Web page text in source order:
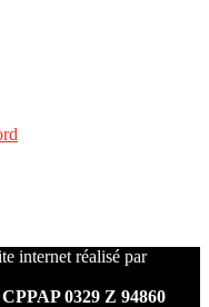
internet réalisé par
CPPAP 0329 Z 94860